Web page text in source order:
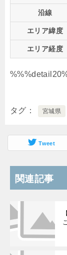
沿線
エリア緯度
エリア経度
タグ 宮城県
Tweet
関連記事